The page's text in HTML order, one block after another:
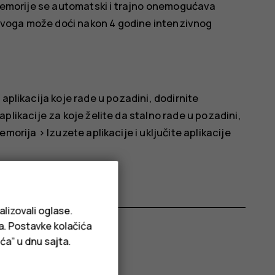
se automatski i trajno onemogućava
može doći nakon 4 godine intenzivnog
koje rade u pozadini, dodirnite
za koje želite da stalno rade u pozadini,
> Izuzete aplikacijei uključite aplikacije
oglase.
Postavke kolačića
u dnu sajta.